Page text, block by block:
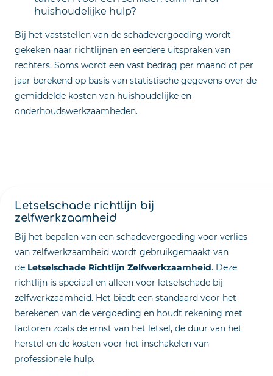
huishoudelijke hulp?
Bij het vaststellen van de schadevergoeding wordt
gekeken naar richtlijnen en eerdere uitspraken van
rechters. Soms wordt een vast bedrag per maand of per
jaar berekend op basis van statistische gegevens over de
gemiddelde kosten van huishoudelijke en
onderhoudswerkzaamheden.
Letselschade richtlijn bij
zelfwerkzaamheid
Bij het bepalen van een schadevergoeding voor verlies
van zelfwerkzaamheid wordt gebruikgemaakt van
de Letselschade Richtlijn Zelfwerkzaamheid. Deze
richtlijn is speciaal en alleen voor letselschade bij
zelfwerkzaamheid. Het biedt een standaard voor het
berekenen van de vergoeding en houdt rekening met
factoren zoals de ernst van het letsel, de duur van het
herstel en de kosten voor het inschakelen van
professionele hulp.